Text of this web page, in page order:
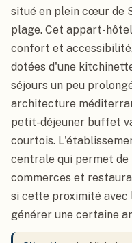
situé en plein cœur de
plage. Cet appart-
confort et
dotées d'une
séjours un peu
architecture
petit-déjeuner buffet
courtois.
centrale qui permet
commerces et
si cette proximité avec
générer une certaine